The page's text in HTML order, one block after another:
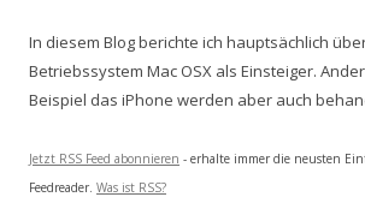
In diesem Blog berichte ich hauptsächlich
Betriebssystem Mac OSX als Einsteiger.
Beispiel das iPhone werden aber auch
Jetzt RSS Feed abonnieren - erhalte immer die neusten
Feedreader. Was ist RSS?